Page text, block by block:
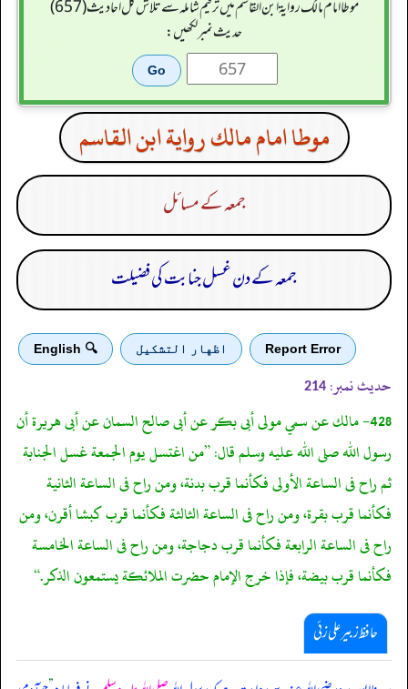
موطا امام مالك رواية ابن القاسم میں ترقیم شاملہ سے تلاش کل احادیث (657)
حدیث نمبر لکھیں:
موطا امام مالك رواية ابن القاسم
جمعہ کے مسائل
جمعہ کے دن غسل جنابت کی فضیلت
Report Error اظهار التشكيل 🔍 English
حدیث نمبر: 214
428- مالك عن سمي مولى أبى بكر عن أبى صالح السمان عن أبى هريرة أن
رسول الله صلى الله عليه وسلم قال: ”من اغتسل يوم الجمعة غسل الجنابة
ثم راح فى الساعة الأولى فكأنما قرب بدنة، ومن راح فى الساعة الثانية
فكأنما قرب بقرة، ومن راح فى الساعة الثالثة فكأنما قرب كبشا أقرن، ومن
راح فى الساعة الرابعة فكأنما قرب دجاجة، ومن راح فى الساعة الخامسة
فكأنما قرب بيضة، فإذا خرج الإمام حضرت الملائكة يستمعون الذكر.“
حافظ زبیر علی زئی